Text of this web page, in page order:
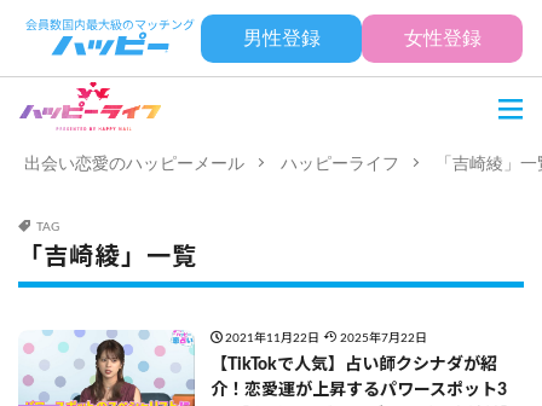
男性登録 女性登録
出会い恋愛のハッピーメール ハッピーライフ 「吉崎綾」一
TAG
「吉崎綾」一覧
2021年11月22日 2025年7月22日
【TikTokで人気】占い師クシナダが紹
介！恋愛運が上昇するパワースポット3